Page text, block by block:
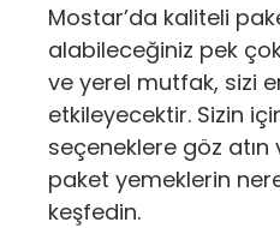
Mostar’da kaliteli
alabileceğiniz pek
ve yerel mutfak, sizi
etkileyecektir. Sizin
seçeneklere göz atın
paket yemeklerin
keşfedin.